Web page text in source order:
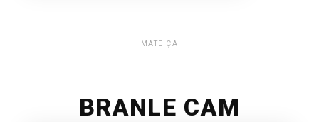
MATE ÇA
BRANLE CAM